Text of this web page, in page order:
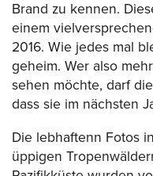
Brand zu kennen.
einem
2016. Wie jedes mal
geheim. Wer also
sehen möchte, darf
dass sie im nächsten
Die lebhaftenn Fotos
üppigen